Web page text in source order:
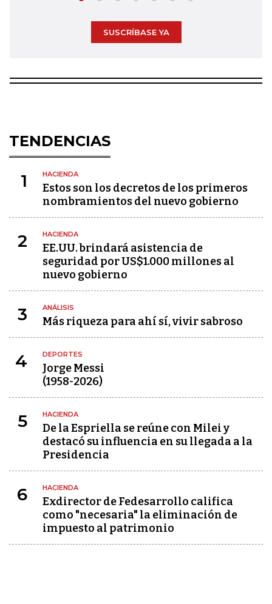
SUSCRÍBASE YA
TENDENCIAS
1 HACIENDA
Estos son los decretos de los primeros
nombramientos del nuevo gobierno
2 HACIENDA
EE.UU. brindará asistencia de
seguridad por US$1.000 millones al
nuevo gobierno
3 ANÁLISIS
Más riqueza para ahí sí, vivir sabroso
4 DEPORTES
Jorge Messi
(1958-2026)
5 HACIENDA
De la Espriella se reúne con Milei y
destacó su influencia en su llegada a la
Presidencia
6 HACIENDA
Exdirector de Fedesarrollo califica
como "necesaria" la eliminación de
impuesto al patrimonio